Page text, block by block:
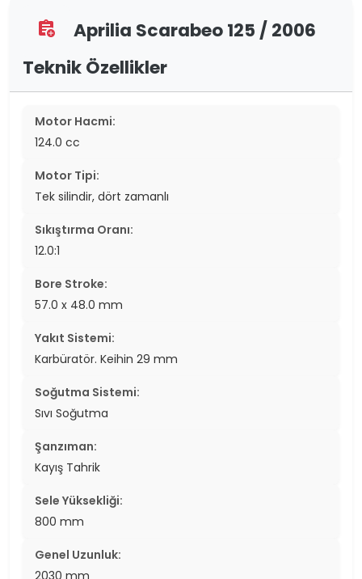
assignment_add
Aprilia Scarabeo 125 / 2006
Teknik Özellikler
Motor Hacmi:
124.0 cc
Motor Tipi:
Tek silindir, dört zamanlı
Sıkıştırma Oranı:
12.0:1
Bore Stroke:
57.0 x 48.0 mm
Yakıt Sistemi:
Karbüratör. Keihin 29 mm
Soğutma Sistemi:
Sıvı Soğutma
Şanzıman:
Kayış Tahrik
Sele Yüksekliği:
800 mm
Genel Uzunluk: